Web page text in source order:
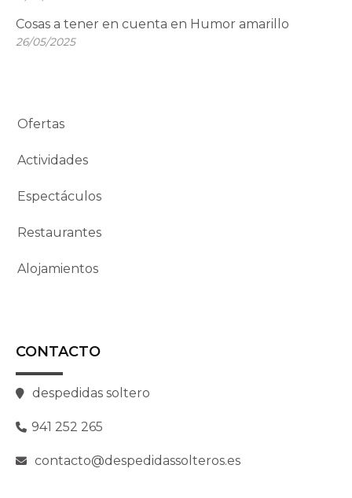
Cosas a tener en cuenta en Humor amarillo
26/05/2025
Ofertas
Actividades
Espectáculos
Restaurantes
Alojamientos
CONTACTO
despedidas soltero
941 252 265
contacto@despedidassolteros.es